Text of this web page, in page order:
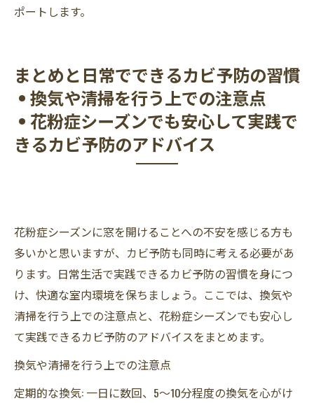
ポートします。
まとめと日常でできるカビ予防の習慣
• 換気や清掃を行う上での注意点
• 花粉症シーズンでも安心して実践で
きるカビ予防のアドバイス
花粉症シーズンに窓を開けることへの不安を感じる方も
多いかと思いますが、カビ予防も同時に考える必要があ
ります。日常生活で実践できるカビ予防の習慣を身につ
け、快適な室内環境を保ちましょう。ここでは、換気や
清掃を行う上での注意点と、花粉症シーズンでも安心し
て実践できるカビ予防のアドバイスをまとめます。
換気や清掃を行う上での注意点
定期的な換気: 一日に数回、5〜10分程度の換気を心がけ